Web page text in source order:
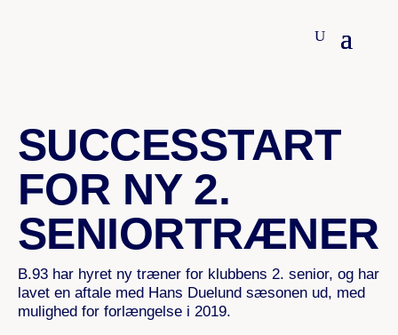
SUCCESSTART
FOR NY 2.
SENIORTRÆNER
B.93 har hyret ny træner for klubbens 2. senior, og har
lavet en aftale med Hans Duelund sæsonen ud, med
mulighed for forlængelse i 2019.